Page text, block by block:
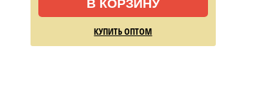
В КОРЗИНУ
КУПИТЬ ОПТОМ